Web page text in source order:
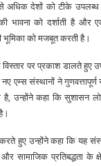
अधिक देशों को टीके उपलब्ध
भावना को दर्शाती है और
भूमिका को मजबूत करती है।
पर प्रकाश डालते हुए
एम्स संस्थानों ने गुणवत्तापूर्ण
उन्होंने कहा कि सुशासन
हुए उन्होंने कहा कि यह
और सामाजिक प्रतिबद्धता के